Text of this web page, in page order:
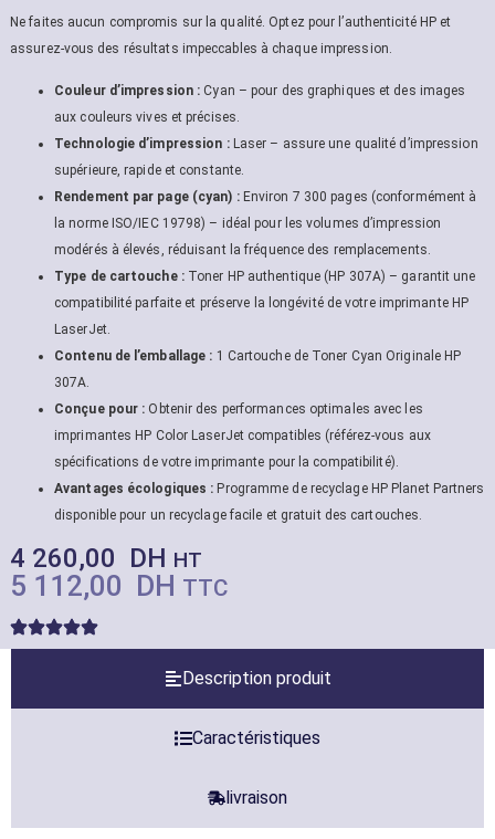
Ne faites aucun compromis sur la qualité. Optez pour l’authenticité HP et
assurez-vous des résultats impeccables à chaque impression.
Couleur d’impression : Cyan – pour des graphiques et des images
aux couleurs vives et précises.
Technologie d’impression :Laser – assure une qualité d’impression
supérieure, rapide et constante.
Rendement par page (cyan) :Environ 7 300 pages (conformément à
la norme ISO/IEC 19798) – idéal pour les volumes d’impression
modérés à élevés, réduisant la fréquence des remplacements.
Type de cartouche :Toner HP authentique (HP 307A) – garantit une
compatibilité parfaite et préserve la longévité de votre imprimante HP
LaserJet.
Contenu de l’emballage : 1 Cartouche de Toner Cyan Originale HP
307A.
Conçue pour : Obtenir des performances optimales avec les
imprimantes HP Color LaserJet compatibles (référez-vous aux
spécifications de votre imprimante pour la compatibilité).
Avantages écologiques : Programme de recyclage HP Planet Partners
disponible pour un recyclage facile et gratuit des cartouches.
4 260,00 DH HT
5 112,00 DH TTC
Description produit
Caractéristiques
livraison